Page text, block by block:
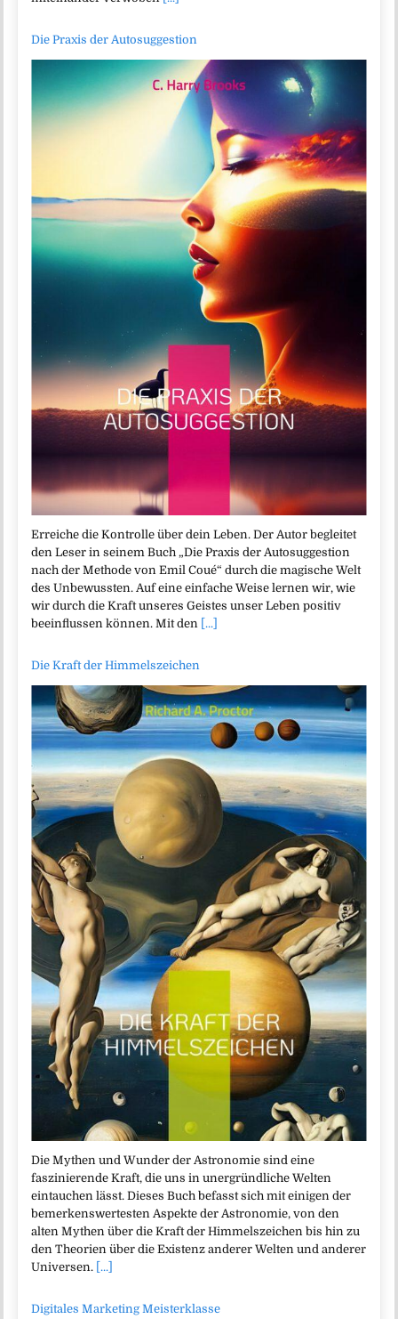
Die Praxis der Autosuggestion
Erreiche die Kontrolle über dein Leben. Der Autor begleitet
den Leser in seinem Buch „Die Praxis der Autosuggestion
nach der Methode von Emil Coué“ durch die magische Welt
des Unbewussten. Auf eine einfache Weise lernen wir, wie
wir durch die Kraft unseres Geistes unser Leben positiv
beeinflussen können. Mit den [...]
Die Kraft der Himmelszeichen
Die Mythen und Wunder der Astronomie sind eine
faszinierende Kraft, die uns in unergründliche Welten
eintauchen lässt. Dieses Buch befasst sich mit einigen der
bemerkenswertesten Aspekte der Astronomie, von den
alten Mythen über die Kraft der Himmelszeichen bis hin zu
den Theorien über die Existenz anderer Welten und anderer
Universen. [...]
Digitales Marketing Meisterklasse